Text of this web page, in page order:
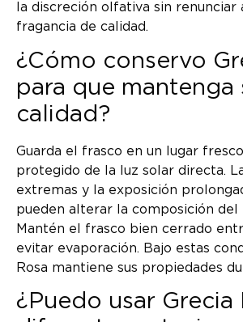
la discreción olfativa sin renunciar
fragancia de calidad.
¿Cómo conservo
para que mantenga
calidad?
Guarda el frasco en un lugar
protegido de la luz solar directa.
extremas y la exposición
pueden alterar la composición del
Mantén el frasco bien cerrado
evitar evaporación. Bajo estas
Rosa mantiene sus propiedades
¿Puedo usar Grecia